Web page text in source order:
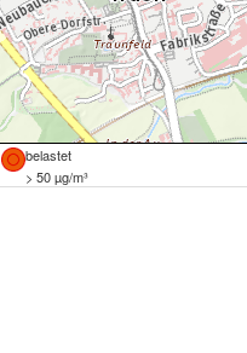
belastet
> 50 µg/m³